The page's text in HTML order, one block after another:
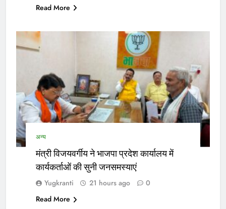
Read More
अन्य
मंत्री विजयवर्गीय ने भाजपा प्रदेश कार्यालय में
कार्यकर्ताओं की सुनी जनसमस्याएं
Yugkranti 21 hours ago
0
Read More